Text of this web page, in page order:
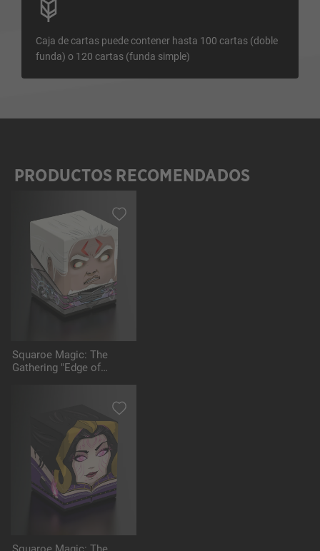
Caja de cartas puede contener hasta 100 cartas (doble
funda) o 120 cartas (funda simple)
Omitir la galería de productos
PRODUCTOS RECOMENDADOS
Squaroe Magic: The
Gathering "Edge of